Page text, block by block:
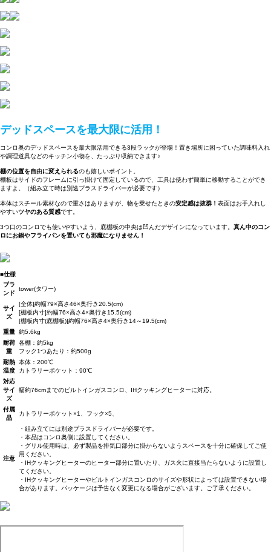
デッドスペースを最大限に活用！
コンロ奥のデッドスペースを最大限活用できる3段ラックが登場！置き場所に困っていた調味料入れ
や調理道具などのキッチン小物を、たっぷり収納できます♪
棚の位置を自由に変えられるのも嬉しいポイント。
棚板はサイドのフレームに引っ掛けて固定しているので、工具は使わず簡単に移動することができ
ますよ。（組み立て時は別途プラスドライバーが必要です）
本体はスチール素材なので重さはありますが、物を乗せたときの安定感は抜群！ 表面はお手入れし
やすいツヤのある質感です。
3つ口のコンロでも使いやすいよう、底棚板の中央は凹んだデザインになっています。 真ん中のコン
ロにお鍋やフライパンを置いても邪魔になりません！
■仕様
ブラ
ンド
tower(タワー)
サイ
ズ
[全体]約幅79×高さ46×奥行き20.5(cm)
[棚板内寸]約幅76×高さ4×奥行き15.5(cm)
[棚板内寸(底棚板)]約幅76×高さ4×奥行き14～19.5(cm)
重量 約5.6kg
耐荷
重
各棚：約5kg
フック1つあたり：約500g
耐熱
温度
本体：200℃
カトラリーポケット：90℃
対応
サイ
ズ
幅約76cmまでのビルトインガスコンロ、IHクッキングヒーターに対応。
付属
品
カトラリーポケット×1、フック×5、
注意
・組み立てには別途プラスドライバーが必要です。
・本品はコンロ奥側に設置してください。
・グリル使用時は、必ず製品を排気口部分に掛からないようスペースを十分に確保してご使
用ください。
・IHクッキングヒーターのヒーター部分に置いたり、ガス火に直接当たらないように設置し
てください。
・IHクッキングヒーターやビルトインガスコンロのサイズや形状によっては設置できない場
合があります。パッケージは予告なく変更になる場合がございます。ご了承ください。